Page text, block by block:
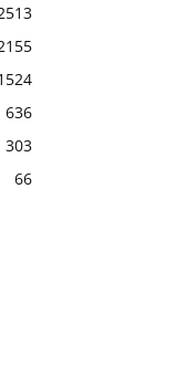
636
303
66